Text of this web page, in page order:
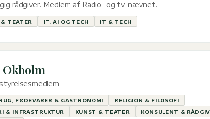
rådgiver. Medlem af Radio- og tv-nævnet.
TEATER IT, AI OG TECH IT & TECH
FØDEVARER & GASTRONOMI
RELIGION & FILOSOFI
& INFRASTRUKTUR
KUNST & TEATER
KONSULENT &